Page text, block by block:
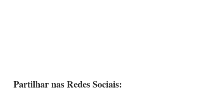
Partilhar nas Redes Sociais: